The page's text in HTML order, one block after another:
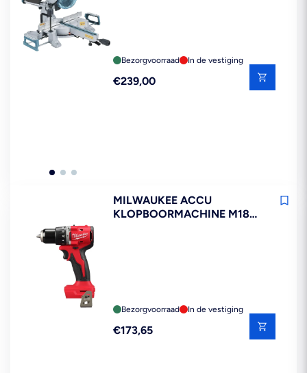
Bezorgvoorraad In de vestiging
Reguliere
€239,00
MILWAUKEE ACCU
KLOPBOORMACHINE M18
Bezorgvoorraad In de vestiging
Reguliere
€173,65